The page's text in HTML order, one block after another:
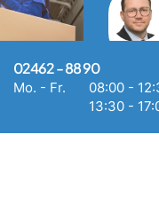
02462 - 88 90
Mo. - Fr.
08:00 -
13:30 -